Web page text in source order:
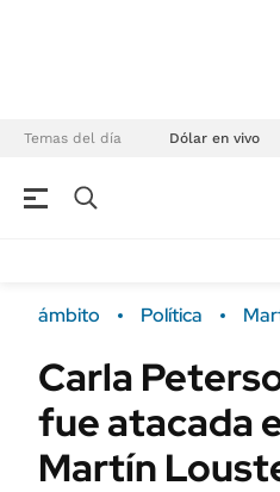
Temas del día Dólar en vivo
Campo
FINANZAS
Dólar
ámbito Política
Carla
fue atacada
Martín